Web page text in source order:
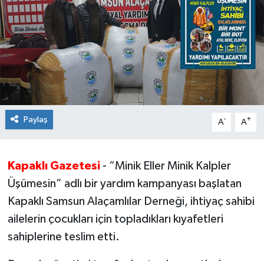
Paylaş A- A+
Kapaklı Gazetesi- “Minik Eller Minik Kalpler
Üşümesin” adlı bir yardım kampanyası başlatan
Kapaklı Samsun Alaçamlılar Derneği, ihtiyaç sahibi
ailelerin çocukları için topladıkları kıyafetleri
sahiplerine teslim etti.
Teknoloji
Yaşam